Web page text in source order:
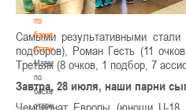
Материалы
по
баскетбольной
статистике
Материалы
по
баскетбольной
статистике
Самыми результативными
подборов), Роман Гесть (11
Третьяк (8 очков, 1 подбор, 7
Завтра, 28 июля, наши парни
Чемпионат Европы (юноши U-